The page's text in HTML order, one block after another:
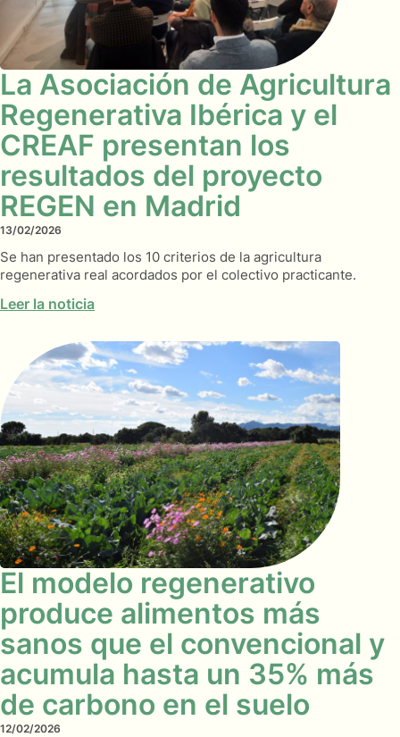
La Asociación de Agricultura
Regenerativa Ibérica y el
CREAF presentan los
resultados del proyecto
REGEN en Madrid
13/02/2026
Se han presentado los 10 criterios de la agricultura
regenerativa real acordados por el colectivo practicante.
Leer la noticia
El modelo regenerativo
produce alimentos más
sanos que el convencional y
acumula hasta un 35% más
de carbono en el suelo
12/02/2026